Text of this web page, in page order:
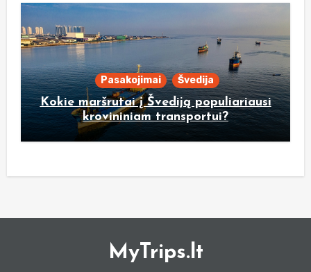
Pasakojimai Švedija
Kokie maršrutai į Švediją populiariausi
krovininiam transportui?
MyTrips.lt